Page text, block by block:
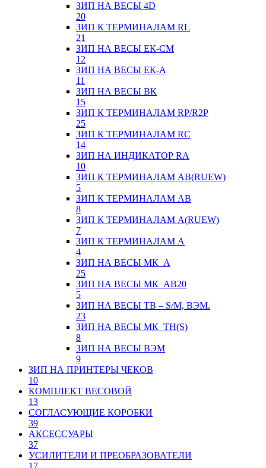
ЗИП НА ВЕСЫ 4D
20
ЗИП К ТЕРМИНАЛАМ RL
21
ЗИП НА ВЕСЫ ЕК-СМ
12
ЗИП НА ВЕСЫ ЕК-А
11
ЗИП НА ВЕСЫ ВК
15
ЗИП К ТЕРМИНАЛАМ RP/R2P
25
ЗИП К ТЕРМИНАЛАМ RC
14
ЗИП НА ИНДИКАТОР RA
10
ЗИП К ТЕРМИНАЛАМ АВ(RUEW)
5
ЗИП К ТЕРМИНАЛАМ АВ
8
ЗИП К ТЕРМИНАЛАМ А(RUEW)
7
ЗИП К ТЕРМИНАЛАМ А
4
ЗИП НА ВЕСЫ МК_А
25
ЗИП НА ВЕСЫ МК_АВ20
5
ЗИП НА ВЕСЫ ТВ – S/M, ВЭМ.
23
ЗИП НА ВЕСЫ МК_ТН(S)
8
ЗИП НА ВЕСЫ ВЭМ
9
ЗИП НА ПРИНТЕРЫ ЧЕКОВ
10
КОМПЛЕКТ ВЕСОВОЙ
13
СОГЛАСУЮЩИЕ КОРОБКИ
39
АКСЕССУАРЫ
37
УСИЛИТЕЛИ И ПРЕОБРАЗОВАТЕЛИ
17